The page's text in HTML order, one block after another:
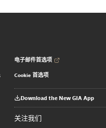
电子邮件首选项
Cookie 首选项
Download the New GIA App
关注我们